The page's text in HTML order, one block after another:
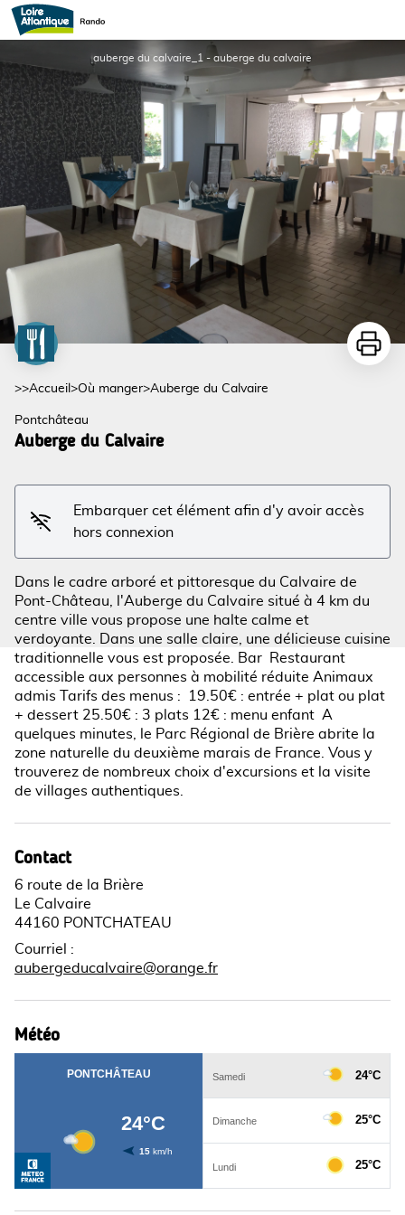
Auberge du Calvaire
auberge du calvaire_1 - auberge du calvaire
Voir l'image en plein écran
>>Accueil >Où manger>Auberge du Calvaire
Pontchâteau
Auberge du Calvaire
Embarquer cet élément afin d'y avoir accès
hors connexion
Dans le cadre arboré et pittoresque du Calvaire de
Pont-Château, l'Auberge du Calvaire situé à 4 km du
centre ville vous propose une halte calme et
verdoyante. Dans une salle claire, une délicieuse cuisine
traditionnelle vous est proposée. Bar Restaurant
accessible aux personnes à mobilité réduite Animaux
admis Tarifs des menus : 19.50€ : entrée + plat ou plat
+ dessert 25.50€ : 3 plats 12€ : menu enfant A
quelques minutes, le Parc Régional de Brière abrite la
zone naturelle du deuxième marais de France. Vous y
trouverez de nombreux choix d'excursions et la visite
de villages authentiques.
Contact
6 route de la Brière
Le Calvaire
44160 PONTCHATEAU
Courriel
:
aubergeducalvaire@orange.fr
Météo